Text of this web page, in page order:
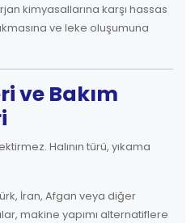
kimyasallarına karşı hassas
ve leke oluşumuna
ve Bakım
Halının türü, yıkama
İran, Afgan veya diğer
makine yapımı alternatiflere